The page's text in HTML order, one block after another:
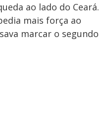
ao lado do Ceará.
mais força ao
marcar o segundo